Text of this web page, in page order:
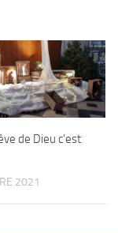
de Dieu c’est
2021